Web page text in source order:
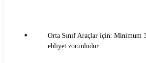
Erboycar Araç Kiralama Koşulları
Orta Sınıf Araçlar için: Minimum
ehliyet zorunludur.